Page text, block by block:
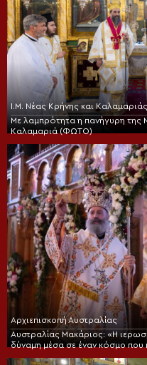
Ι.Μ. Νέας Κρήνης και Καλαμαριάς
Με λαμπρότητα η πανήγυρη
Καλαμαριά (ΦΩΤΟ)
Αρχιεπισκοπή Αυστραλίας
Αυστραλίας Μακάριος: «Η
δύναμη μέσα σε έναν κόσμο που